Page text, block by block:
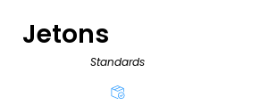
Jetons
Standards